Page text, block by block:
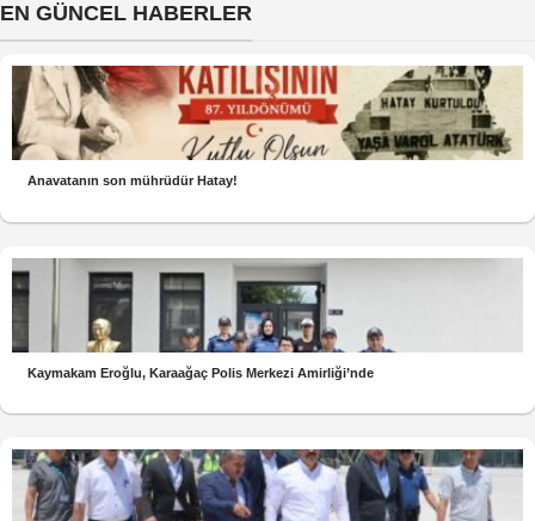
EN GÜNCEL HABERLER
Anavatanın son mührüdür Hatay!
Kaymakam Eroğlu, Karaağaç Polis Merkezi Amirliği’nde